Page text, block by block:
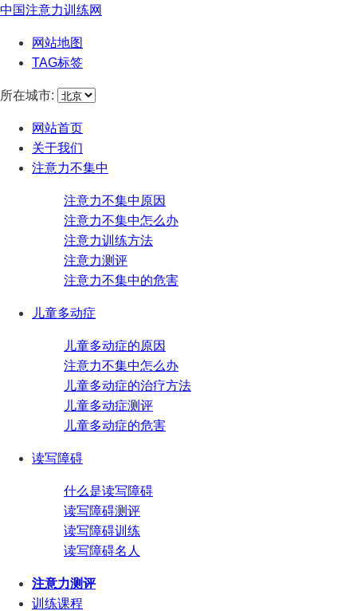
中国注意力训练网
网站地图
TAG标签
所在城市:
网站首页
关于我们
注意力不集中
注意力不集中原因
注意力不集中怎么办
注意力训练方法
注意力测评
注意力不集中的危害
儿童多动症
儿童多动症的原因
注意力不集中怎么办
儿童多动症的治疗方法
儿童多动症测评
儿童多动症的危害
读写障碍
什么是读写障碍
读写障碍测评
读写障碍训练
读写障碍名人
注意力测评
训练课程